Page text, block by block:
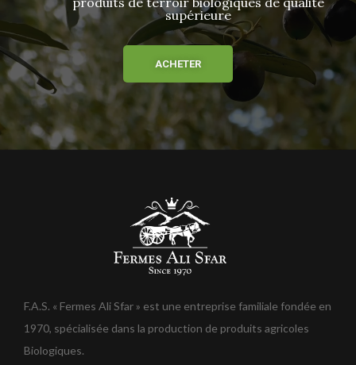
supérieure
ACHETER
F.A.S. « Fermes Ali Sfar » est une entreprise familiale fondée en
1970, spécialisée dans la production de produits agricoles
Biologiques.